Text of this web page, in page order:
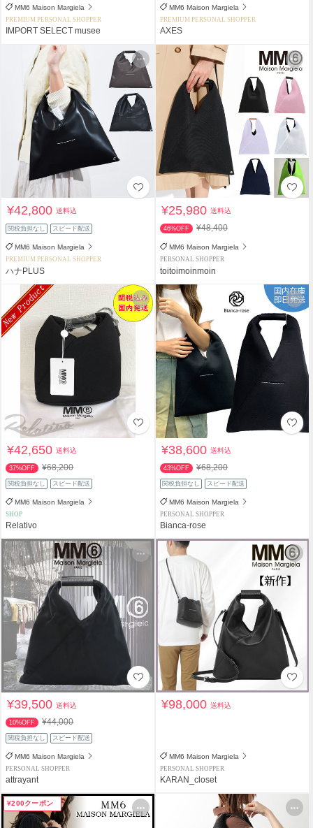
MM6 Maison Margiela
PREMIUM PERSONAL SHOPPER
IMPORT SELECT musee
MM6 Maison Margiela
PREMIUM PERSONAL SHOPPER
AXES
¥42,800送料込
関税負担なし スピード配送
MM6 Maison Margiela
PREMIUM PERSONAL SHOPPER
ハナPLUS
¥25,980送料込
46%OFF ¥48,400
MM6 Maison Margiela
PERSONAL SHOPPER
toitoimoinmoin
¥42,650送料込
37%OFF ¥68,200
関税負担なし スピード配送
MM6 Maison Margiela
SHOP
Relativo
¥38,600送料込
43%OFF ¥68,200
関税負担なし スピード配送
MM6 Maison Margiela
PERSONAL SHOPPER
Bianca-rose
¥39,500送料込
10%OFF ¥44,000
関税負担なし スピード配送
MM6 Maison Margiela
PERSONAL SHOPPER
attrayant
¥98,000送料込
MM6 Maison Margiela
PERSONAL SHOPPER
KARAN_closet
¥200クーポン